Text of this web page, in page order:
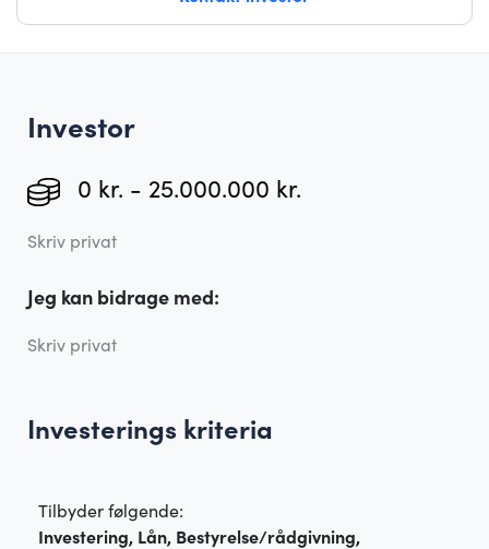
Investor
0 kr. - 25.000.000 kr.
Skriv privat
Jeg kan bidrage med:
Skriv privat
Investerings kriteria
Tilbyder følgende:
Investering, Lån, Bestyrelse/rådgivning,